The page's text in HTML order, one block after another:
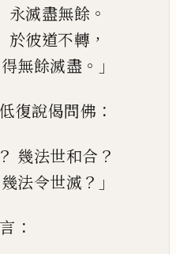
永滅盡無餘 。
於彼道不轉 ，
得無餘滅盡 。」
復說偈問佛 ：
？ 幾法世和合 ？
幾法令世滅 ？」
：